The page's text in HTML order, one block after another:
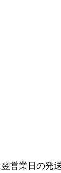
営業日の発